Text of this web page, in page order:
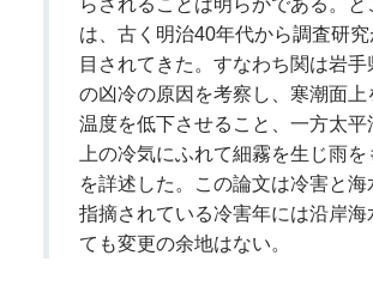
らされることは明らかである。
は、古く明治40年代から調査研
目されてきた。すなわち関は岩
の凶冷の原因を考察し、寒潮面
温度を低下させること、一方太
上の冷気にふれて細霧を生じ雨
を詳述した。この論文は冷害と
指摘されている冷害年には沿岸
ても変更の余地はない。